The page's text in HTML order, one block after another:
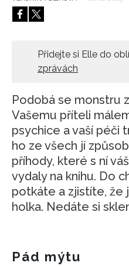
HOME
Přidejte si Elle do
zprávách
Podobá se monstru
Vašemu příteli
psychice a vaší péči
ho ze všech jí
příhody, které s ní
vydaly na knihu. Do
potkáte a zjistíte, že
holka. Nedáte si
Pád mýtu